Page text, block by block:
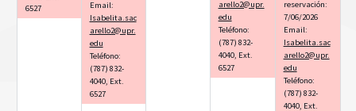
6527
Email:
Isabelita.sac
arello2@upr.
edu
Teléfono:
(787) 832-
4040, Ext.
6527
arello2@upr.
edu
Teléfono:
(787) 832-
4040, Ext.
6527
reservación:
7/06/2026
Email:
Isabelita.sac
arello2@upr.
edu
Teléfono:
(787) 832-
4040, Ext.